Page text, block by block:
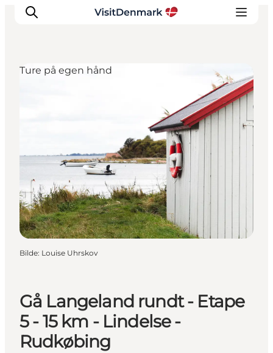
Overnatting
Planlegg reisen
Gå Langeland rundt - Etape
5 - 15 km - Lindelse -
Rudkøbing
Ture på egen hånd
Bilde: Louise Uhrskov